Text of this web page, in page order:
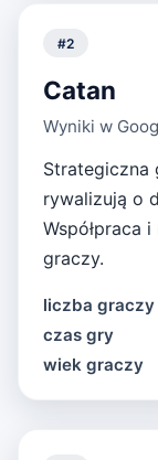
#2
Catan
Wyniki w
Strategiczna
rywalizują o
Współpraca
graczy.
liczba graczy
czas gry
wiek graczy